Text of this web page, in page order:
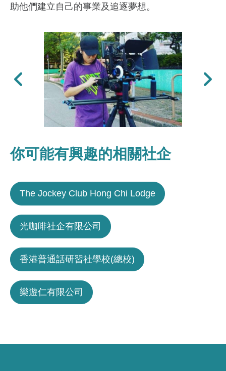
助他們建立自己的事業及追逐夢想。
上一張 下一張
你可能有興趣的相關社企
The Jockey Club Hong Chi Lodge
光咖啡社企有限公司
香港普通話研習社學校(總校)
樂遊仁有限公司